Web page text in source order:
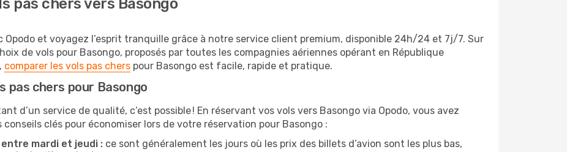
pas chers vers Basongo
Opodo et voyagez l’esprit tranquille grâce à notre service client premium, disponible 24h/24 et 7j/7. Sur
de vols pour Basongo, proposés par toutes les compagnies aériennes opérant en République
comparer les vols pas chers pour Basongo est facile, rapide et pratique.
pas chers pour Basongo
d’un service de qualité, c’est possible ! En réservant vos vols vers Basongo via Opodo, vous avez
clés pour économiser lors de votre réservation pour Basongo :
mardi et jeudi : ce sont généralement les jours où les prix des billets d’avion sont les plus bas,